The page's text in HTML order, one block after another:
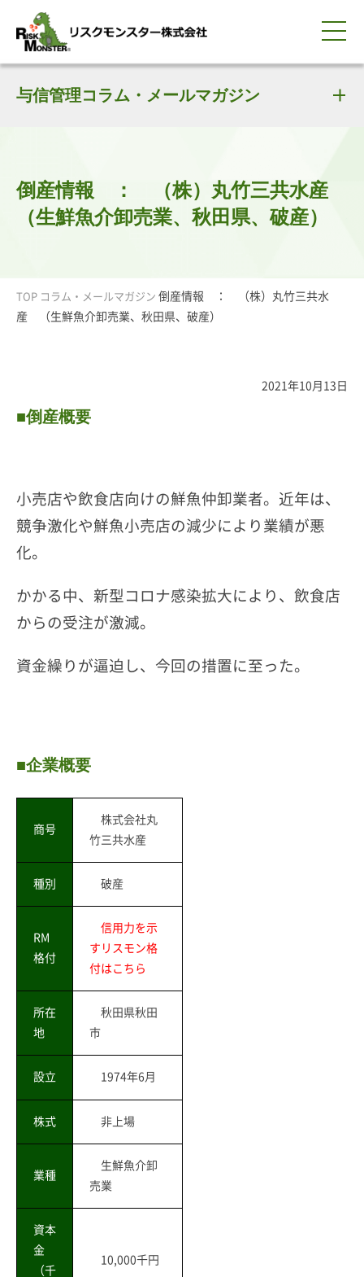
サービス紹介
選ばれる理由
知る・学ぶ
導入事例
企業情報
採用情報
IR情報
お問い合わせ
0120-259-440
平日9:00-18:00(土日祝除く)
与信管理コラム・メールマガジン
倒産情報 ： （株）丸竹三共水産
（生鮮魚介卸売業、秋田県、破産）
TOP コラム・メールマガジン 倒産情報 ： （株）丸竹三共水
産 （生鮮魚介卸売業、秋田県、破産）
2021年10月13日
■倒産概要
小売店や飲食店向けの鮮魚仲卸業者。近年は、
競争激化や鮮魚小売店の減少により業績が悪
化。
かかる中、新型コロナ感染拡大により、飲食店
からの受注が激減。
資金繰りが逼迫し、今回の措置に至った。
■企業概要
商号
株式会社丸
竹三共水産
種別 破産
RM
格付
信用力を示
すリスモン格
付はこちら
所在
地
秋田県秋田
市
設立 1974年6月
株式 非上場
業種
生鮮魚介卸
売業
資本
金
（千
10,000千円